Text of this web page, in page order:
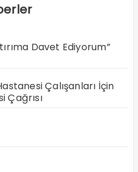
Davet Ediyorum”
Çalışanları İçin
Çağrısı